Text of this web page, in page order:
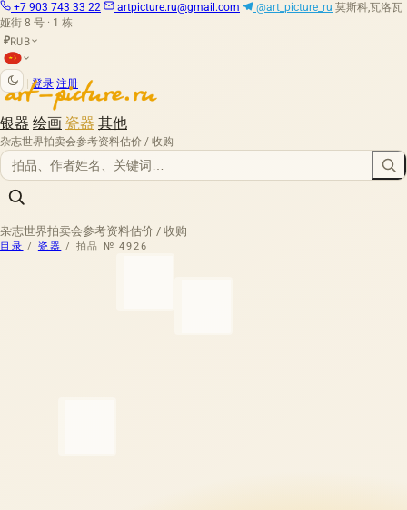
+7 903 743 33 22 artpicture.ru@gmail.com @art_picture_ru 莫斯科,瓦洛瓦
娅街 8 号 · 1 栋
₽RUB
登录 注册
银器 绘画 瓷器 其他
杂志世界拍卖会参考资料估价 / 收购
杂志世界拍卖会参考资料估价 / 收购
目录 / 瓷器 / 拍品 № 4926